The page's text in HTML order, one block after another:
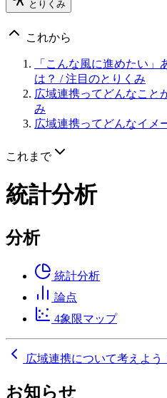
とりくみ
これから
「こんな風に進めたい」
は？ / 注目のとりくみ
広域連携ってどんなこと
み
広域連携ってどんなイメ
これまで
統計分析
分析
統計分析
論点
4象限マップ
広域連携について考えよう
お知らせ